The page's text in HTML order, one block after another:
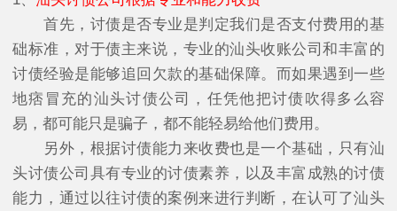
首先，讨债是否专业是判定我们是否支付费用的基
础标准，对于债主来说，专业的汕头收账公司和丰富的
讨债经验是能够追回欠款的基础保障。而如果遇到一些
地痞冒充的汕头讨债公司，任凭他把讨债吹得多么容
易，都可能只是骗子，都不能轻易给他们费用。
另外，根据讨债能力来收费也是一个基础，只有汕
头讨债公司具有专业的讨债素养，以及丰富成熟的讨债
能力，通过以往讨债的案例来进行判断，在认可了汕头